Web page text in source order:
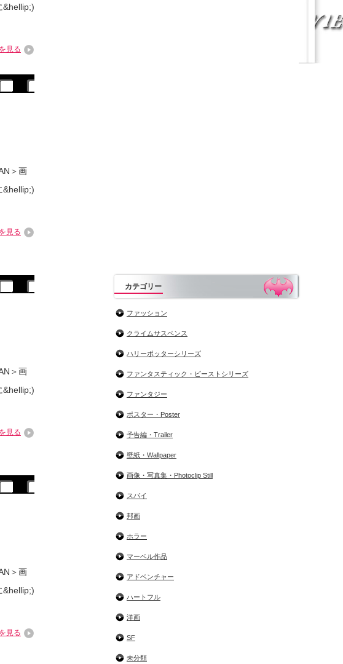
&hellip;)
見る
＞画
&hellip;)
見る
＞画
&hellip;)
見る
＞画
&hellip;)
見る
カテゴリー
ファッション
クライムサスペンス
ハリーポッターシリーズ
ファンタスティック・ビーストシリーズ
ファンタジー
ポスター・Poster
予告編・Trailer
壁紙・Wallpaper
画像・写真集・Photoclip Still
スパイ
邦画
ホラー
マーベル作品
アドベンチャー
ハートフル
洋画
SF
未分類